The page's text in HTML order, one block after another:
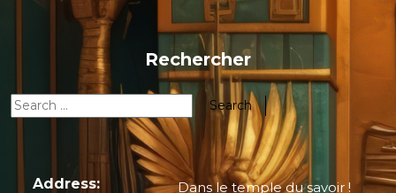
Rechercher
Address: Dans le temple du savoir !